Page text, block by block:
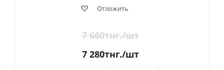
Отложить
7 660тнг./шт
7 280тнг./шт